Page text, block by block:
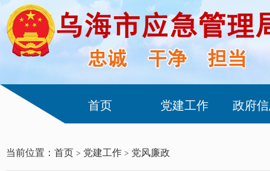
首页 党建工作 政府
当前位置： 首页 > 党建工作 > 党风廉政